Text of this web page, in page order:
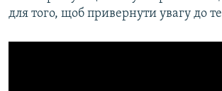
Усі сайти RFE/RL
для того, щоб привернути увагу до